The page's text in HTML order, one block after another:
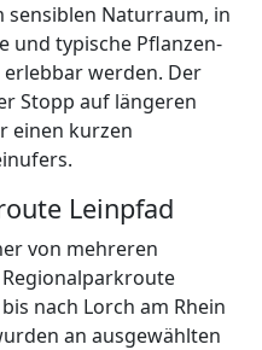
Naturraum, in
und typische Pflanzen-
werden. Der
Stopp auf längeren
einen kurzen
Leinpfad
von mehreren
nach Lorch am Rhein
an ausgewählten